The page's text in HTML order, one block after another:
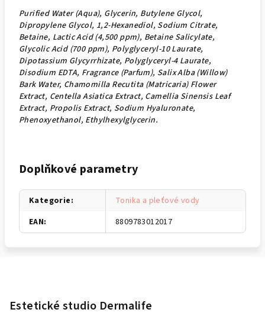
Purified Water (Aqua), Glycerin, Butylene Glycol,
Dipropylene Glycol, 1,2-Hexanediol, Sodium Citrate,
Betaine, Lactic Acid (4,500 ppm), Betaine Salicylate,
Glycolic Acid (700 ppm), Polyglyceryl-10 Laurate,
Dipotassium Glycyrrhizate, Polyglyceryl-4 Laurate,
Disodium EDTA, Fragrance (Parfum), Salix Alba (Willow)
Bark Water, Chamomilla Recutita (Matricaria) Flower
Extract, Centella Asiatica Extract, Camellia Sinensis Leaf
Extract, Propolis Extract, Sodium Hyaluronate,
Phenoxyethanol, Ethylhexylglycerin.
Doplňkové parametry
Kategorie:
Tonika a pleťové vody
EAN: 8809783012017
Estetické studio Dermalife